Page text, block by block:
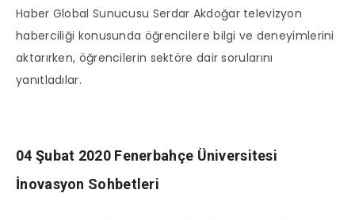
Haber Global Sunucusu Serdar Akdoğar televizyon
haberciliği konusunda öğrencilere bilgi ve deneyimlerini
aktarırken, öğrencilerin sektöre dair sorularını
yanıtladılar.
04 Şubat 2020 Fenerbahçe Üniversitesi
İnovasyon Sohbetleri